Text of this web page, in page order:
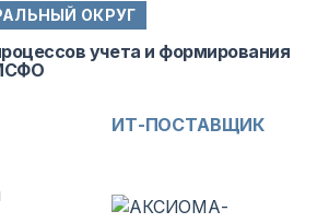
ОКРУГ
учета и формирования
ИТ-ПОСТАВЩИК